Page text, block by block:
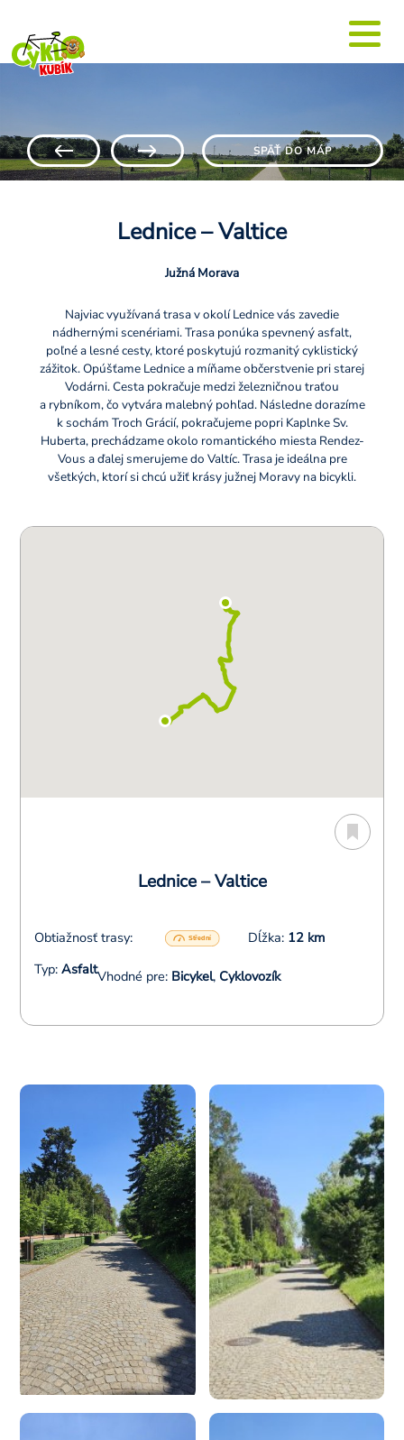
SPÄŤ DO MÁP
Lednice – Valtice
Južná Morava
Najviac využívaná trasa v okolí Lednice vás zavedie
nádhernými scenériami. Trasa ponúka spevnený asfalt,
poľné a lesné cesty, ktoré poskytujú rozmanitý cyklistický
zážitok. Opúšťame Lednice a míňame občerstvenie pri starej
Vodárni. Cesta pokračuje medzi železničnou traťou
a rybníkom, čo vytvára malebný pohľad. Následne dorazíme
k sochám Troch Grácií, pokračujeme popri Kaplnke Sv.
Huberta, prechádzame okolo romantického miesta Rendez-
Vous a ďalej smerujeme do Valtíc. Trasa je ideálna pre
všetkých, ktorí si chcú užiť krásy južnej Moravy na bicykli.
Lednice – Valtice
Obtiažnosť trasy: Dĺžka: 12 km
Typ: AsfaltVhodné pre: Bicykel, Cyklovozík